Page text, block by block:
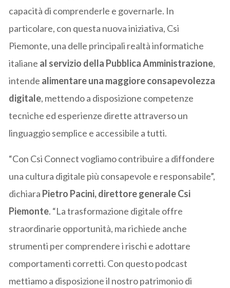
capacità di comprenderle e governarle. In
particolare, con questa nuova iniziativa, Csi
Piemonte, una delle principali realtà informatiche
italiane al servizio della Pubblica Amministrazione,
intende alimentare una maggiore consapevolezza
digitale, mettendo a disposizione competenze
tecniche ed esperienze dirette attraverso un
linguaggio semplice e accessibile a tutti.
“Con Csi Connect vogliamo contribuire a diffondere
una cultura digitale più consapevole e responsabile”,
dichiara Pietro Pacini, direttore generale Csi
Piemonte. “La trasformazione digitale offre
straordinarie opportunità, ma richiede anche
strumenti per comprendere i rischi e adottare
comportamenti corretti. Con questo podcast
mettiamo a disposizione il nostro patrimonio di